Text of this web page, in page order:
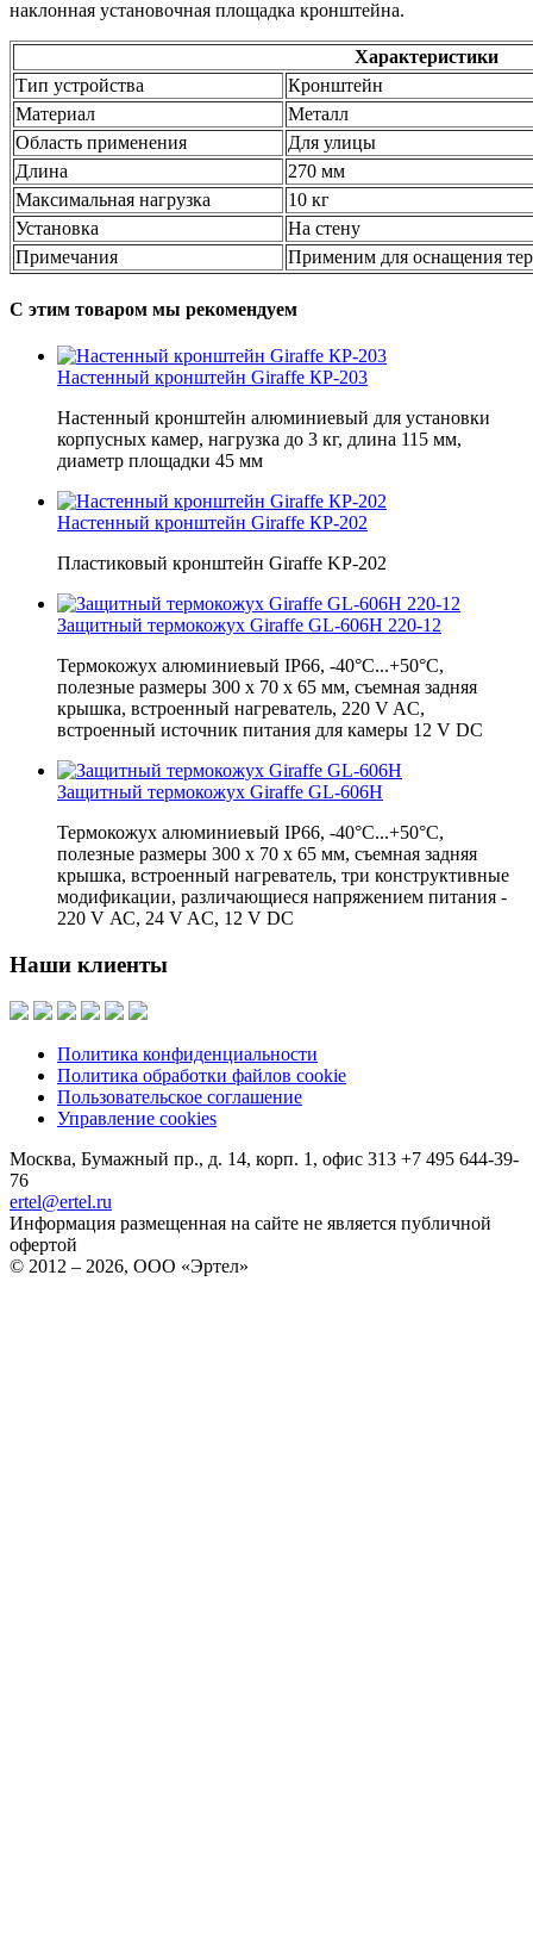
наклонная установочная площадка кронштейна.
Характеристики
Тип устройства
Кронштейн
Материал
Металл
Область применения
Для улицы
Длина
270 мм
Максимальная нагрузка
10 кг
Установка
На стену
Примечания
Применим для оснащения
С этим товаром мы рекомендуем
Настенный кронштейн Giraffe КР-203
Настенный кронштейн алюминиевый для установки
корпусных камер, нагрузка до 3 кг, длина 115 мм,
диаметр площадки 45 мм
Настенный кронштейн Giraffe КР-202
Пластиковый кронштейн Giraffe KP-202
Защитный термокожух Giraffe GL-606H 220-12
Термокожух алюминиевый IP66, -40°С...+50°C,
полезные размеры 300 х 70 х 65 мм, съемная задняя
крышка, встроенный нагреватель, 220 V AC,
встроенный источник питания для камеры 12 V DC
Защитный термокожух Giraffe GL-606H
Термокожух алюминиевый IP66, -40°С...+50°C,
полезные размеры 300 x 70 x 65 мм, съемная задняя
крышка, встроенный нагреватель, три конструктивные
модификации, различающиеся напряжением питания -
220 V АС, 24 V AC, 12 V DC
Наши клиенты
Политика конфиденциальности
Политика обработки файлов cookie
Пользовательское соглашение
Управление cookies
Москва, Бумажный пр., д. 14, корп. 1, офис 313 +7 495 644-39-
76
ertel@ertel.ru
Информация размещенная на сайте не является публичной
офертой
© 2012 – 2026, ООО «Эртел»